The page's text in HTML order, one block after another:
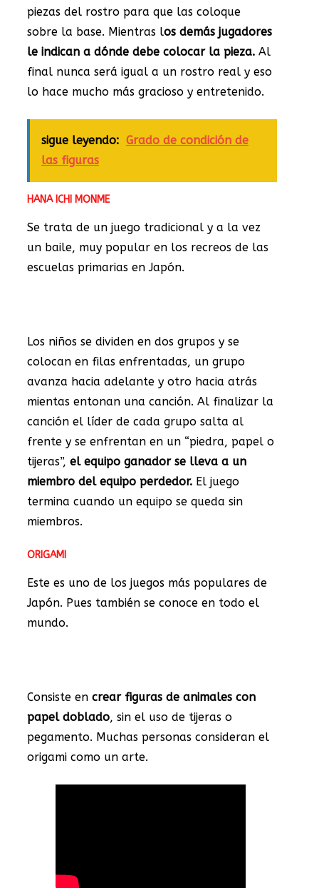
piezas del rostro para que las coloque
sobre la base. Mientras los demás jugadores
le indican a dónde debe colocar la pieza. Al
final nunca será igual a un rostro real y eso
lo hace mucho más gracioso y entretenido.
sigue leyendo: Grado de condición de
las figuras
HANA ICHI MONME
Se trata de un juego tradicional y a la vez
un baile, muy popular en los recreos de las
escuelas primarias en Japón.
Los niños se dividen en dos grupos y se
colocan en filas enfrentadas, un grupo
avanza hacia adelante y otro hacia atrás
mientas entonan una canción. Al finalizar la
canción el líder de cada grupo salta al
frente y se enfrentan en un “piedra, papel o
tijeras”, el equipo ganador se lleva a un
miembro del equipo perdedor. El juego
termina cuando un equipo se queda sin
miembros.
ORIGAMI
Este es uno de los juegos más populares de
Japón. Pues también se conoce en todo el
mundo.
Consiste en crear figuras de animales con
papel doblado, sin el uso de tijeras o
pegamento. Muchas personas consideran el
origami como un arte.